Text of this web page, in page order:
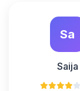
Sa
Saija